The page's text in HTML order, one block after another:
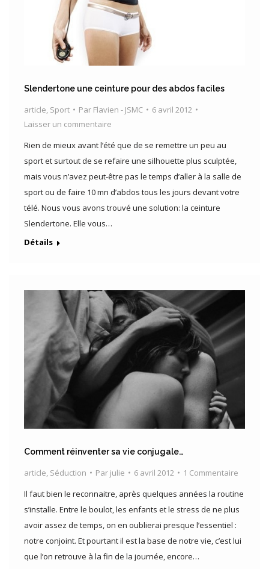
Slendertone une ceinture pour des abdos faciles
article, Sport Par Flavien - JSMC
6 avril 2012
Laisser un commentaire
Rien de mieux avant l’été que de se remettre un peu au
sport et surtout de se refaire une silhouette plus sculptée,
mais vous n’avez peut-être pas le temps d’aller à la salle de
sport ou de faire 10 mn d’abdos tous les jours devant votre
télé. Nous vous avons trouvé une solution: la ceinture
Slendertone. Elle vous…
Détails
Comment réinventer sa vie conjugale…
article, Séduction Par julie 6 avril 2012
1 Commentaire
Il faut bien le reconnaitre, après quelques années la routine
s’installe. Entre le boulot, les enfants et le stress de ne plus
avoir assez de temps, on en oublierai presque l’essentiel :
notre conjoint. Et pourtant il est la base de notre vie, c’est lui
que l’on retrouve à la fin de la journée, encore…